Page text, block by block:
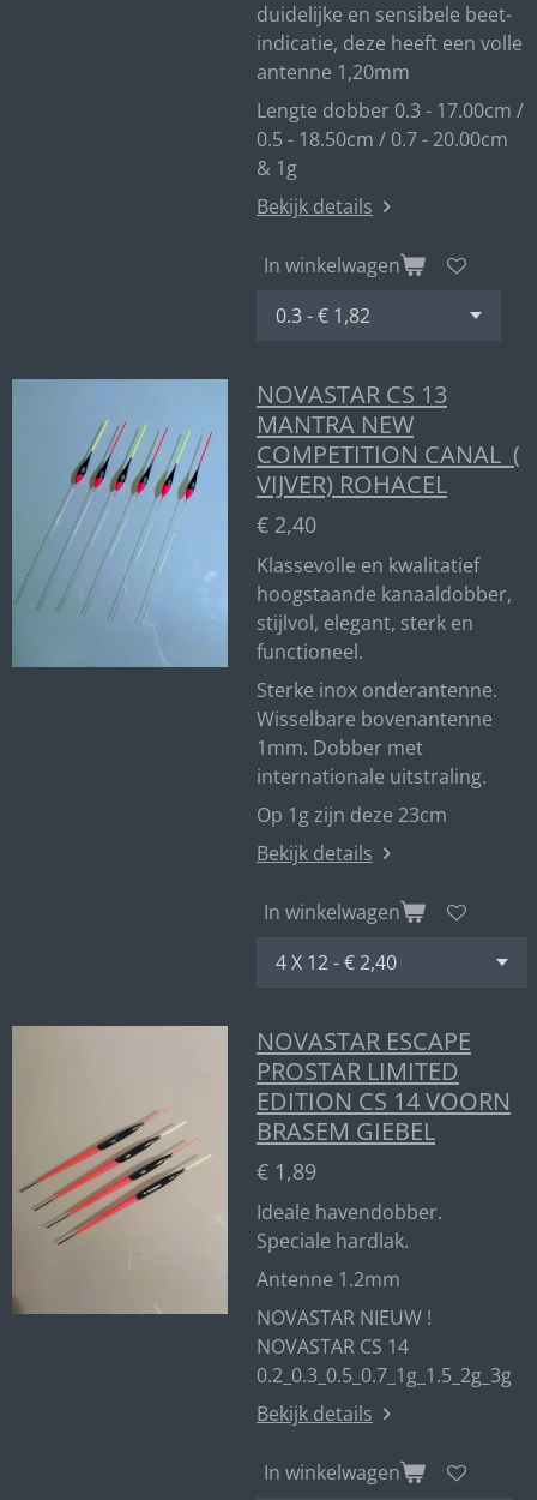
duidelijke en sensibele beet-
indicatie, deze heeft een volle
antenne 1,20mm
Lengte dobber 0.3 - 17.00cm /
0.5 - 18.50cm / 0.7 - 20.00cm
& 1g
Bekijk details
In winkelwagen
NOVASTAR CS 13
MANTRA NEW
COMPETITION CANAL (
VIJVER) ROHACEL
€ 2,40
Klassevolle en kwalitatief
hoogstaande kanaaldobber,
stijlvol, elegant, sterk en
functioneel.
Sterke inox onderantenne.
Wisselbare bovenantenne
1mm. Dobber met
internationale uitstraling.
Op 1g zijn deze 23cm
Bekijk details
In winkelwagen
NOVASTAR ESCAPE
PROSTAR LIMITED
EDITION CS 14 VOORN
BRASEM GIEBEL
€ 1,89
Ideale havendobber.
Speciale hardlak.
Antenne 1.2mm
NOVASTAR NIEUW !
NOVASTAR CS 14
0.2_0.3_0.5_0.7_1g_1.5_2g_3g
Bekijk details
In winkelwagen